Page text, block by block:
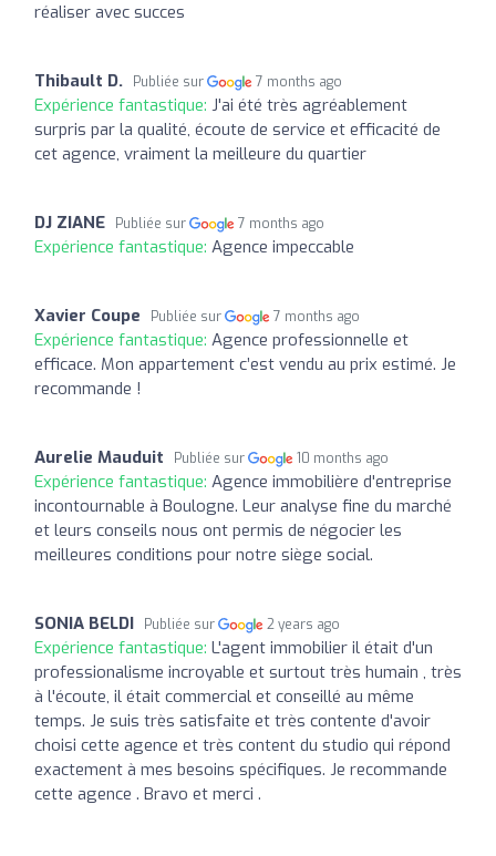
réaliser avec succes
Thibault D. Publiée sur 7 months ago
Expérience fantastique: J'ai été très agréablement
surpris par la qualité, écoute de service et efficacité de
cet agence, vraiment la meilleure du quartier
DJ ZIANE Publiée sur 7 months ago
Expérience fantastique: Agence impeccable
Xavier Coupe Publiée sur 7 months ago
Expérience fantastique: Agence professionnelle et
efficace. Mon appartement c’est vendu au prix estimé. Je
recommande !
Aurelie Mauduit Publiée sur 10 months ago
Expérience fantastique: Agence immobilière d'entreprise
incontournable à Boulogne. Leur analyse fine du marché
et leurs conseils nous ont permis de négocier les
meilleures conditions pour notre siège social.
SONIA BELDI Publiée sur 2 years ago
Expérience fantastique: L'agent immobilier il était d'un
professionalisme incroyable et surtout très humain , très
à l'écoute, il était commercial et conseillé au même
temps. Je suis très satisfaite et très contente d'avoir
choisi cette agence et très content du studio qui répond
exactement à mes besoins spécifiques. Je recommande
cette agence . Bravo et merci .